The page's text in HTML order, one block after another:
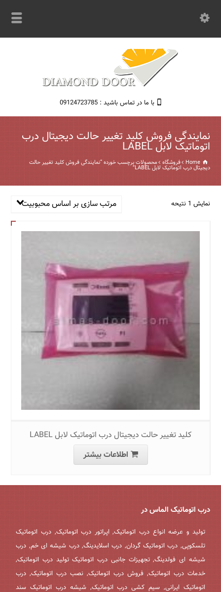
با ما در تماس باشید : 09124723785
نمایندگی فروش کلید تغییر حالت دیجیتال درب
اتوماتیک لابل LABEL
Home فروشگاه محصولات برچسب خورده “نمایندگی فروش کلید تغییر حالت
دیجیتال درب اتوماتیک لابل LABEL”
نمایش 1 نتیحه مرتب سازی بر اساس محبوبیت
کلید تغییر حالت دیجیتال درب اتوماتیک لابل LABEL
اطلاعات بیشتر
درب اتوماتیک الماس در
تولید و عرضه انواع درب اتوماتیک, اپراتور درب اتوماتیک, درب اتوماتیک
تلسکوپی, درب اتوماتیک گردان, درب اسلایدینگ, درب شیشه ای خم, درب
شیشه ای فولدینگ, تجهیزات جانبی درب اتوماتیک تولید درب اتوماتیک,
خدمات درب اتوماتیک, فروش درب اتوماتیک, نصب درب اتوماتیک, درب
اتوماتیک ایرانی, سیم کشی درب اتوماتیک, شیشه درب اتوماتیک سند